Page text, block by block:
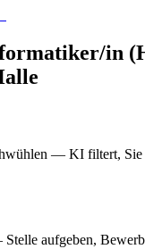
in
— KI filtert, Sie
aufgeben,